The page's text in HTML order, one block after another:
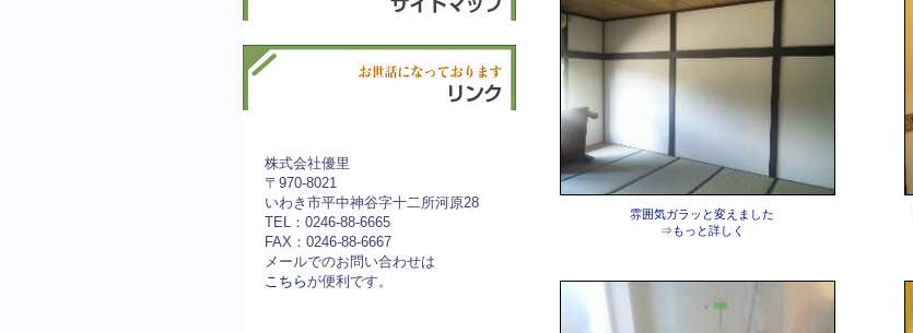
雰囲気ガラッと変えました
⇒もっと詳しく
株式会社優里
〒970-8021
いわき市平中神谷字十二所河原28
TEL：0246-88-6665
FAX：0246-88-6667
メールでのお問い合わせは
こちらが便利です。